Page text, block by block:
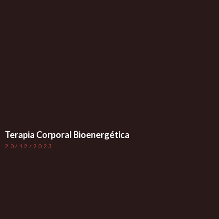
Terapia Corporal Bioenergética
20/12/2023